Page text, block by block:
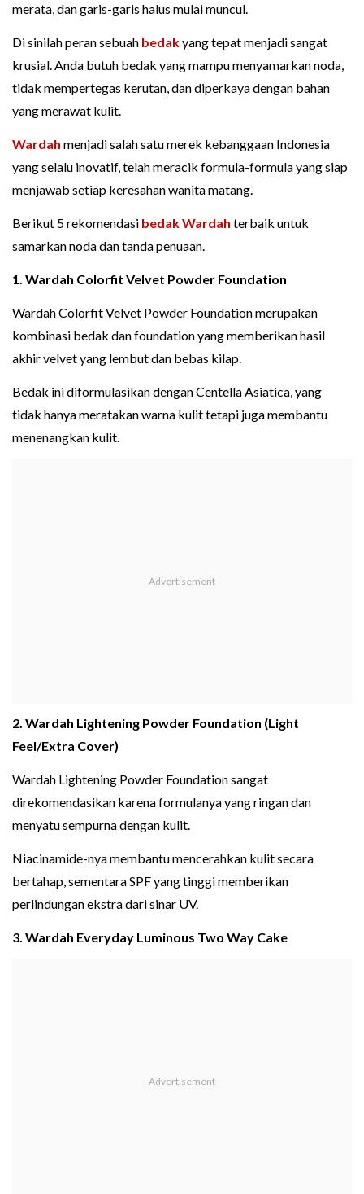
merata, dan garis-garis halus mulai muncul.
Di sinilah peran sebuah bedakyang tepat menjadi sangat
krusial. Anda butuh bedak yang mampu menyamarkan noda,
tidak mempertegas kerutan, dan diperkaya dengan bahan
yang merawat kulit.
Wardah menjadi salah satu merek kebanggaan Indonesia
yang selalu inovatif, telah meracik formula-formula yang siap
menjawab setiap keresahan wanita matang.
Berikut 5 rekomendasi bedak Wardah terbaik untuk
samarkan noda dan tanda penuaan.
1. Wardah Colorfit Velvet Powder Foundation
Wardah Colorfit Velvet Powder Foundation merupakan
kombinasi bedak dan foundation yang memberikan hasil
akhir velvet yang lembut dan bebas kilap.
Bedak ini diformulasikan dengan Centella Asiatica, yang
tidak hanya meratakan warna kulit tetapi juga membantu
menenangkan kulit.
2. Wardah Lightening Powder Foundation (Light
Feel/Extra Cover)
Wardah Lightening Powder Foundation sangat
direkomendasikan karena formulanya yang ringan dan
menyatu sempurna dengan kulit.
Niacinamide-nya membantu mencerahkan kulit secara
bertahap, sementara SPF yang tinggi memberikan
perlindungan ekstra dari sinar UV.
3. Wardah Everyday Luminous Two Way Cake